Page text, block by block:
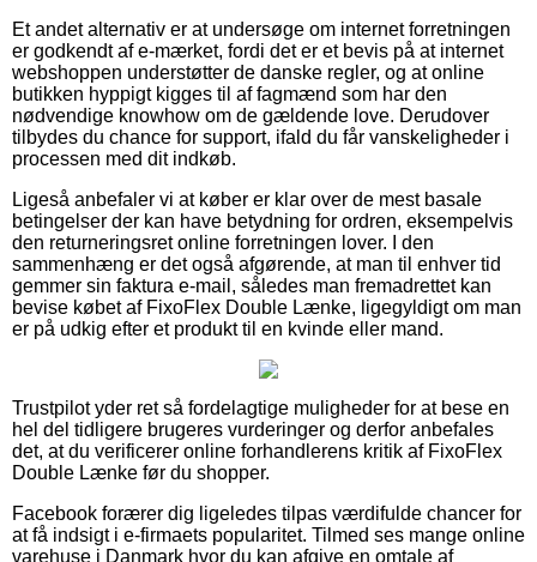
Et andet alternativ er at undersøge om internet forretningen
er godkendt af e-mærket, fordi det er et bevis på at internet
webshoppen understøtter de danske regler, og at online
butikken hyppigt kigges til af fagmænd som har den
nødvendige knowhow om de gældende love. Derudover
tilbydes du chance for support, ifald du får vanskeligheder i
processen med dit indkøb.
Ligeså anbefaler vi at køber er klar over de mest basale
betingelser der kan have betydning for ordren, eksempelvis
den returneringsret online forretningen lover. I den
sammenhæng er det også afgørende, at man til enhver tid
gemmer sin faktura e-mail, således man fremadrettet kan
bevise købet af FixoFlex Double Lænke, ligegyldigt om man
er på udkig efter et produkt til en kvinde eller mand.
Trustpilot yder ret så fordelagtige muligheder for at bese en
hel del tidligere brugeres vurderinger og derfor anbefales
det, at du verificerer online forhandlerens kritik af FixoFlex
Double Lænke før du shopper.
Facebook forærer dig ligeledes tilpas værdifulde chancer for
at få indsigt i e-firmaets popularitet. Tilmed ses mange online
varehuse i Danmark hvor du kan afgive en omtale af